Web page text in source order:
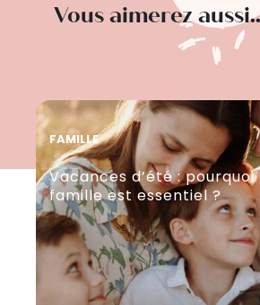
Vous aimerez
FAMILLE
Vacances d’été :
famille est essentiel ?